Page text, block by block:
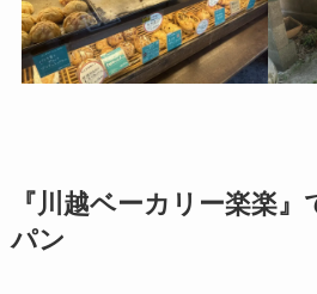
『川越ベーカリー楽楽
パン